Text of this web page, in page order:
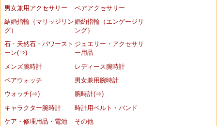
男女兼用アクセサリー
ペアアクセサリー
結婚指輪（マリッジリン
グ）
婚約指輪（エンゲージリ
ング）
石・天然石・パワースト
ーン(⇒)
ジュエリー・アクセサリ
ー用品
メンズ腕時計
レディース腕時計
ペアウォッチ
男女兼用腕時計
ウォッチ(⇒)
腕時計(⇒)
キャラクター腕時計
時計用ベルト・バンド
ケア・修理用品・電池
その他